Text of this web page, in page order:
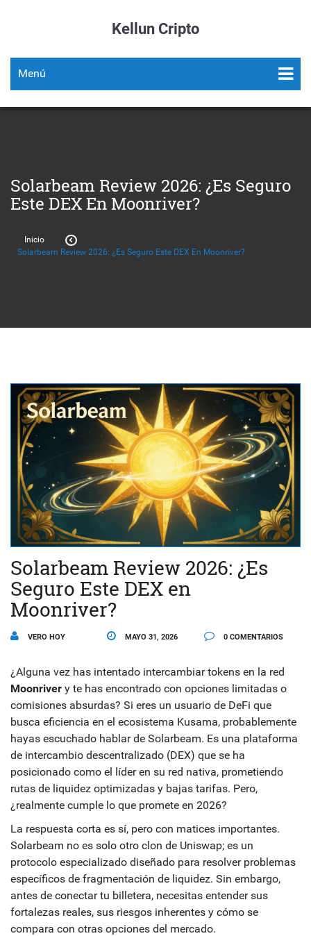
Kellun Cripto
Menú
Solarbeam Review 2026: ¿Es Seguro
Este DEX En Moonriver?
Inicio
Solarbeam Review 2026: ¿Es Seguro Este DEX En Moonriver?
Solarbeam Review 2026: ¿Es
Seguro Este DEX en
Moonriver?
VERO HOY MAYO 31, 2026 0 COMENTARIOS
¿Alguna vez has intentado intercambiar tokens en la red
Moonriver y te has encontrado con opciones limitadas o
comisiones absurdas? Si eres un usuario de DeFi que
busca eficiencia en el ecosistema Kusama, probablemente
hayas escuchado hablar de Solarbeam. Es una plataforma
de intercambio descentralizado (DEX) que se ha
posicionado como el líder en su red nativa, prometiendo
rutas de liquidez optimizadas y bajas tarifas. Pero,
¿realmente cumple lo que promete en 2026?
La respuesta corta es sí, pero con matices importantes.
Solarbeam no es solo otro clon de Uniswap; es un
protocolo especializado diseñado para resolver problemas
específicos de fragmentación de liquidez. Sin embargo,
antes de conectar tu billetera, necesitas entender sus
fortalezas reales, sus riesgos inherentes y cómo se
compara con otras opciones del mercado.